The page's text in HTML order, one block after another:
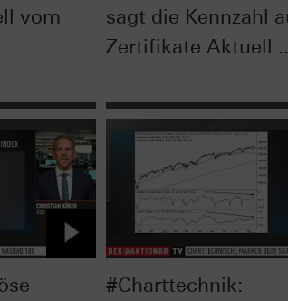
vom
sagt die Kennzahl
Zertifikate Aktuell
#Charttechnik: